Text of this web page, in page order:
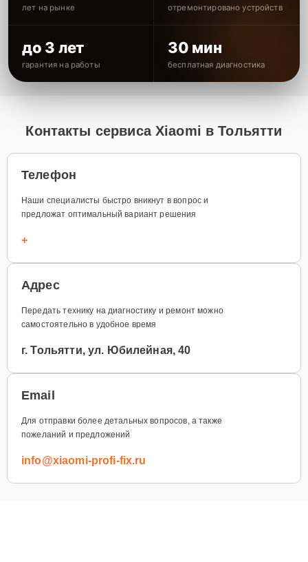
лет на рынке отремонтировано устройств
до 3 лет
гарантия на работы
30 мин
бесплатная диагностика
Контакты сервиса Xiaomi в Тольятти
Телефон
Наши специалисты быстро вникнут в вопрос и
предложат оптимальный вариант решения
+
Адрес
Передать технику на диагностику и ремонт можно
самостоятельно в удобное время
г. Тольятти, ул. Юбилейная, 40
Email
Для отправки более детальных вопросов, а также
пожеланий и предложений
info@xiaomi-profi-fix.ru